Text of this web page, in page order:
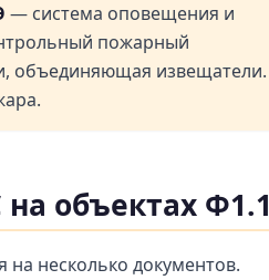
— система оповещения и
пожарный
объединяющая извещатели.
объектах Ф1.1
несколько документов.